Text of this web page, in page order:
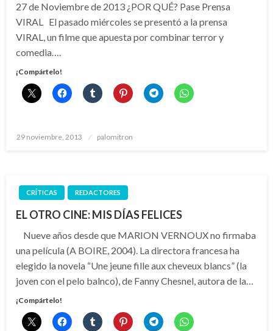
27 de Noviembre de 2013 ¿POR QUÉ? Pase Prensa
VIRAL El pasado miércoles se presentó a la prensa
VIRAL, un filme que apuesta por combinar terror y
comedia….
¡Compártelo!
Publicado
29 noviembre, 2013 palomitron
CRÍTICAS REDACTORES
EL OTRO CINE: MIS DÍAS FELICES
Nueve años desde que MARION VERNOUX no firmaba
una película (A BOIRE, 2004). La directora francesa ha
elegido la novela “Une jeune fille aux cheveux blancs” (la
joven con el pelo balnco), de Fanny Chesnel, autora de la…
¡Compártelo!